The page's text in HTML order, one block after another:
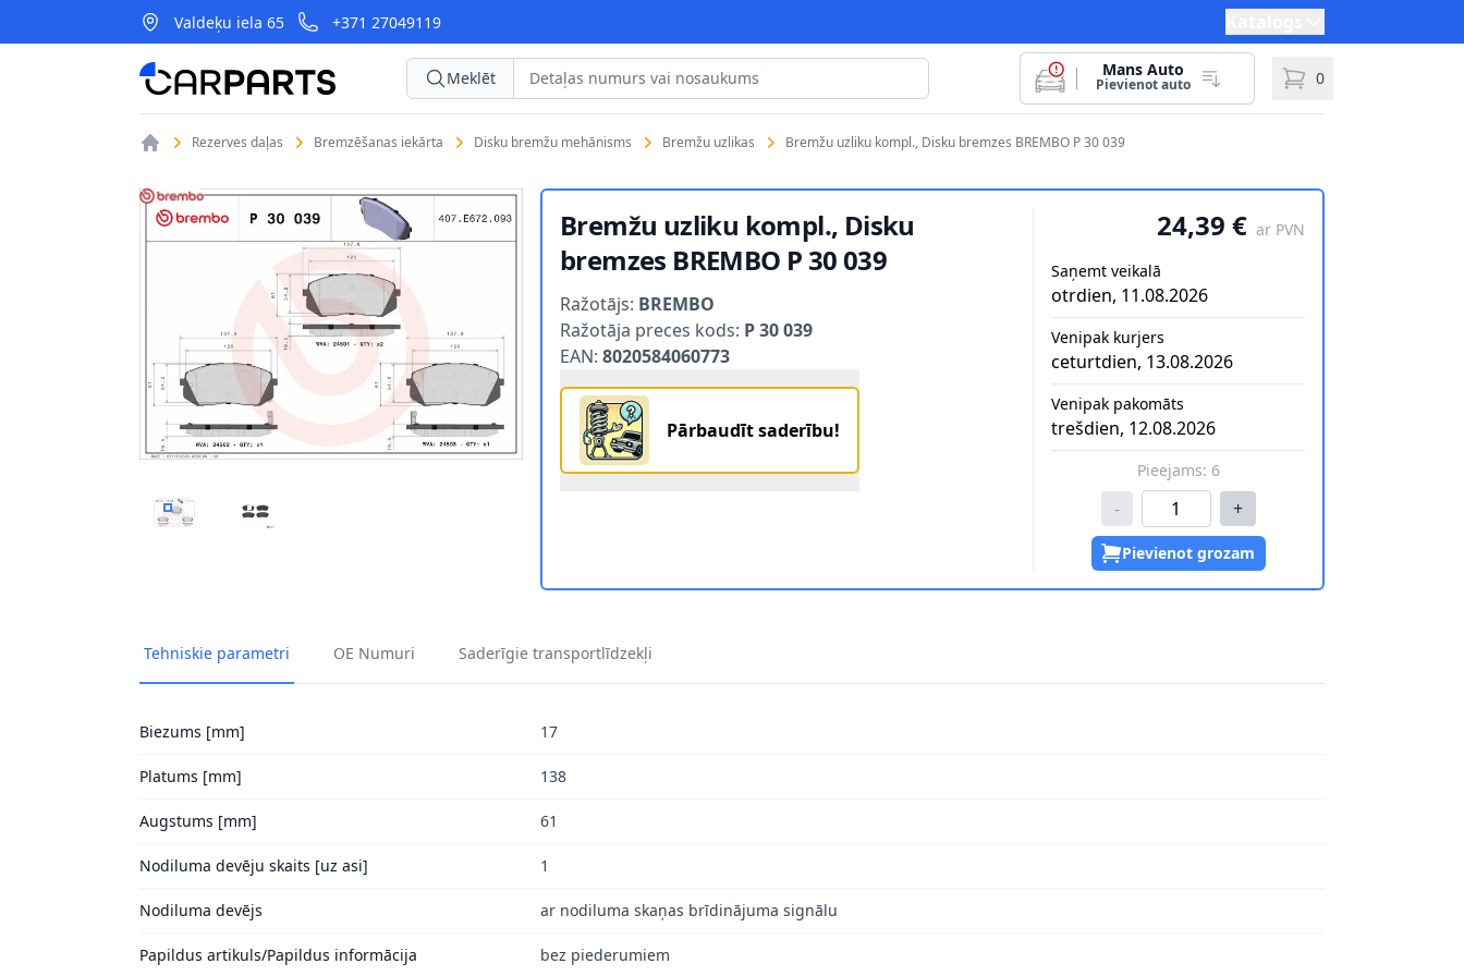
Valdeķu iela 65 +371 27049119
CarParts Meklēt Mans Auto
Pievienot auto 0
Rezerves daļas Bremzēšanas iekārta Disku bremžu mehānisms Bremžu uzlikas Bremžu uzliku kompl., Disku bremzes BREMBO P 30 039
BREMŽU UZLIKU KOMPL., DISKU BREMZES BREMBO P 30 039 1
BREMŽU UZLIKU KOMPL., DISKU BREMZES BREMBO P 30 039 2
Bremžu uzliku kompl., Disku
bremzes BREMBO P 30 039
Ražotājs: BREMBO
Ražotāja preces kods: P 30 039
EAN: 8020584060773
Pārbaudīt saderību!
24,39 € ar PVN
Saņemt veikalā
otrdien, 11.08.2026
Venipak kurjers
ceturtdien, 13.08.2026
Venipak pakomāts
trešdien, 12.08.2026
Pieejams: 6
- +
Pievienot grozam
Tehniskie parametri OE Numuri Saderīgie transportlīdzekļi
Biezums [mm] 17
Platums [mm] 138
Augstums [mm] 61
Nodiluma devēju skaits [uz asi] 1
Nodiluma devējs ar nodiluma skaņas brīdinājuma signālu
Papildus artikuls/Papildus informācija bez piederumiem